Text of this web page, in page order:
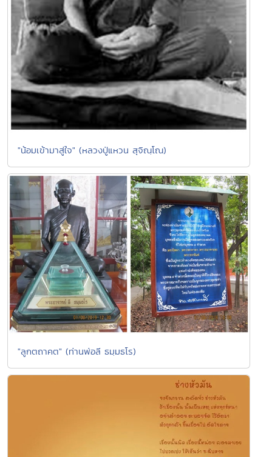
"น้อมเข้ามาสู่ใจ" (หลวงปู่แหวน สุจิณฺโณ)
"ลูกตถาคต" (ท่านพ่อลี ธมฺมธโร)